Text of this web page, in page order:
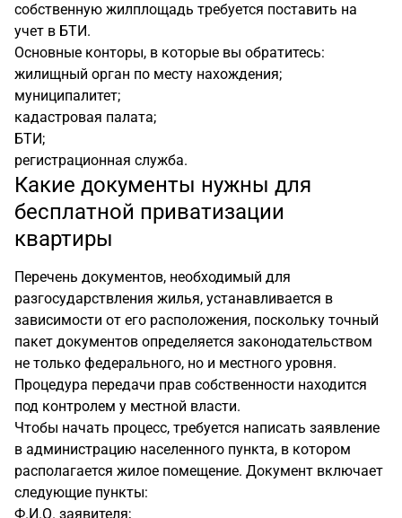
собственную жилплощадь требуется поставить на
учет в БТИ.
Основные конторы, в которые вы обратитесь:
жилищный орган по месту нахождения;
муниципалитет;
кадастровая палата;
БТИ;
регистрационная служба.
Какие документы нужны для
бесплатной приватизации
квартиры
Перечень документов, необходимый для
разгосударствления жилья, устанавливается в
зависимости от его расположения, поскольку точный
пакет документов определяется законодательством
не только федерального, но и местного уровня.
Процедура передачи прав собственности находится
под контролем у местной власти.
Чтобы начать процесс, требуется написать заявление
в администрацию населенного пункта, в котором
располагается жилое помещение. Документ включает
следующие пункты:
Ф.И.О. заявителя;